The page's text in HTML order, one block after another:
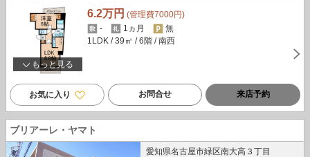
もっと見る
6.2万円 (管理費7000円)
-
1ヵ月
無
1LDK / 39㎡ / 6階 / 南西
お気に入り お問合せ 来店予約
ブリアーレ・ヤマト
愛知県名古屋市緑区南大高３丁目